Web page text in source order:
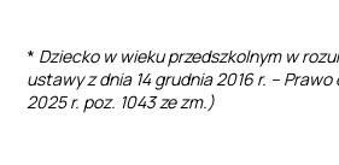
* Dziecko w wieku przedszkolnym w
ustawy z dnia 14 grudnia 2016 r. –
2025 r. poz. 1043 ze zm.)